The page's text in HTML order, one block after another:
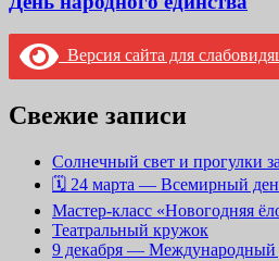
Версия сайта для
Свежие записи
Солнечный свет и прогулки
🗓 24 марта — Всемирный
Мастер-класс «Новогодняя
Театральный кружок
9 декабря — Международный